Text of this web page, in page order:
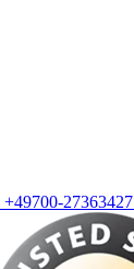
+49700-27363427